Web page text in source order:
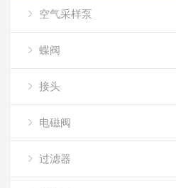
空气采样泵
蝶阀
接头
电磁阀
过滤器